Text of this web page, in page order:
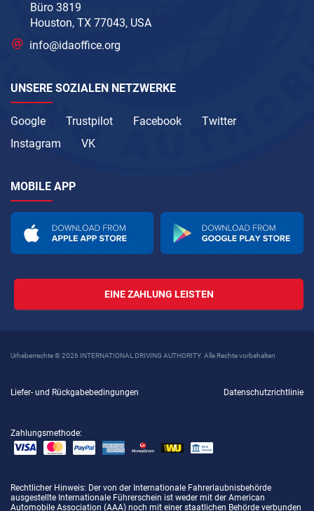
Büro 3819
Houston, TX 77043, USA
info@idaoffice.org
UNSERE SOZIALEN NETZWERKE
Google Trustpilot Facebook
Twitter
Instagram
VK
MOBILE APP
EINE ZAHLUNG LEISTEN
Urheberrechte © 2026 INTERNATIONAL DRIVING AUTHORITY. Alle Rechte vorbehalten
Liefer- und Rückgabebedingungen Datenschutzrichtlinie
Zahlungsmethode:
Rechtlicher Hinweis: Der von der Internationale Fahrerlaubnisbehörde
ausgestellte Internationale Führerschein ist weder mit der American
Automobile Association (AAA) noch mit einer staatlichen Behörde verbunden